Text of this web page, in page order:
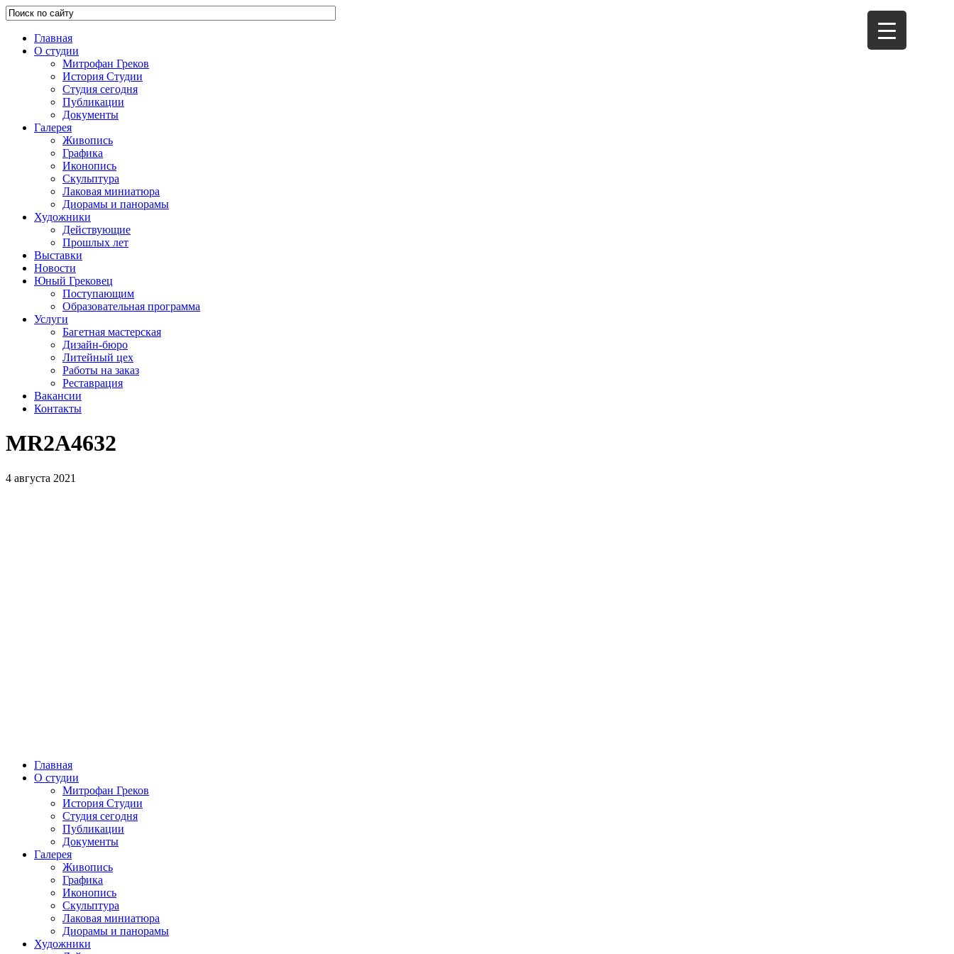
Главная
О студии
Митрофан Греков
История Студии
Студия сегодня
Публикации
Документы
Галерея
Живопись
Графика
Иконопись
Скульптура
Лаковая миниатюра
Диорамы и панорамы
Художники
Действующие
Прошлых лет
Выставки
Новости
Юный Грековец
Поступающим
Образовательная программа
Услуги
Багетная мастерская
Дизайн-бюро
Литейный цех
Работы на заказ
Реставрация
Вакансии
Контакты
MR2A4632
4 августа 2021
Главная
О студии
Митрофан Греков
История Студии
Студия сегодня
Публикации
Документы
Галерея
Живопись
Графика
Иконопись
Скульптура
Лаковая миниатюра
Диорамы и панорамы
Художники